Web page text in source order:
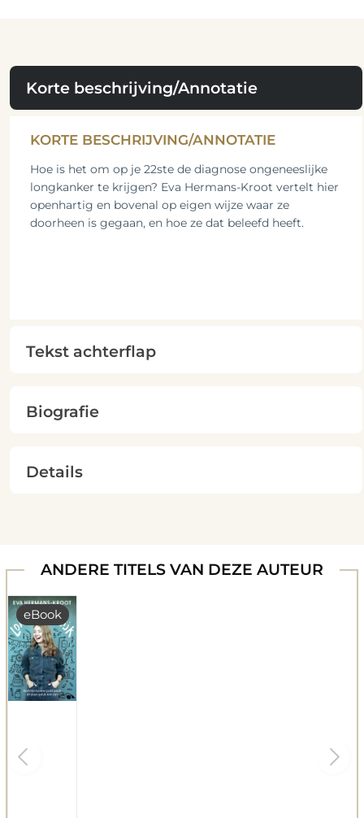
Korte beschrijving/Annotatie
KORTE BESCHRIJVING/ANNOTATIE
Hoe is het om op je 22ste de diagnose ongeneeslijke
longkanker te krijgen? Eva Hermans-Kroot vertelt hier
openhartig en bovenal op eigen wijze waar ze
doorheen is gegaan, en hoe ze dat beleefd heeft.
Tekst achterflap
Biografie
Details
ANDERE TITELS VAN DEZE AUTEUR
eBook